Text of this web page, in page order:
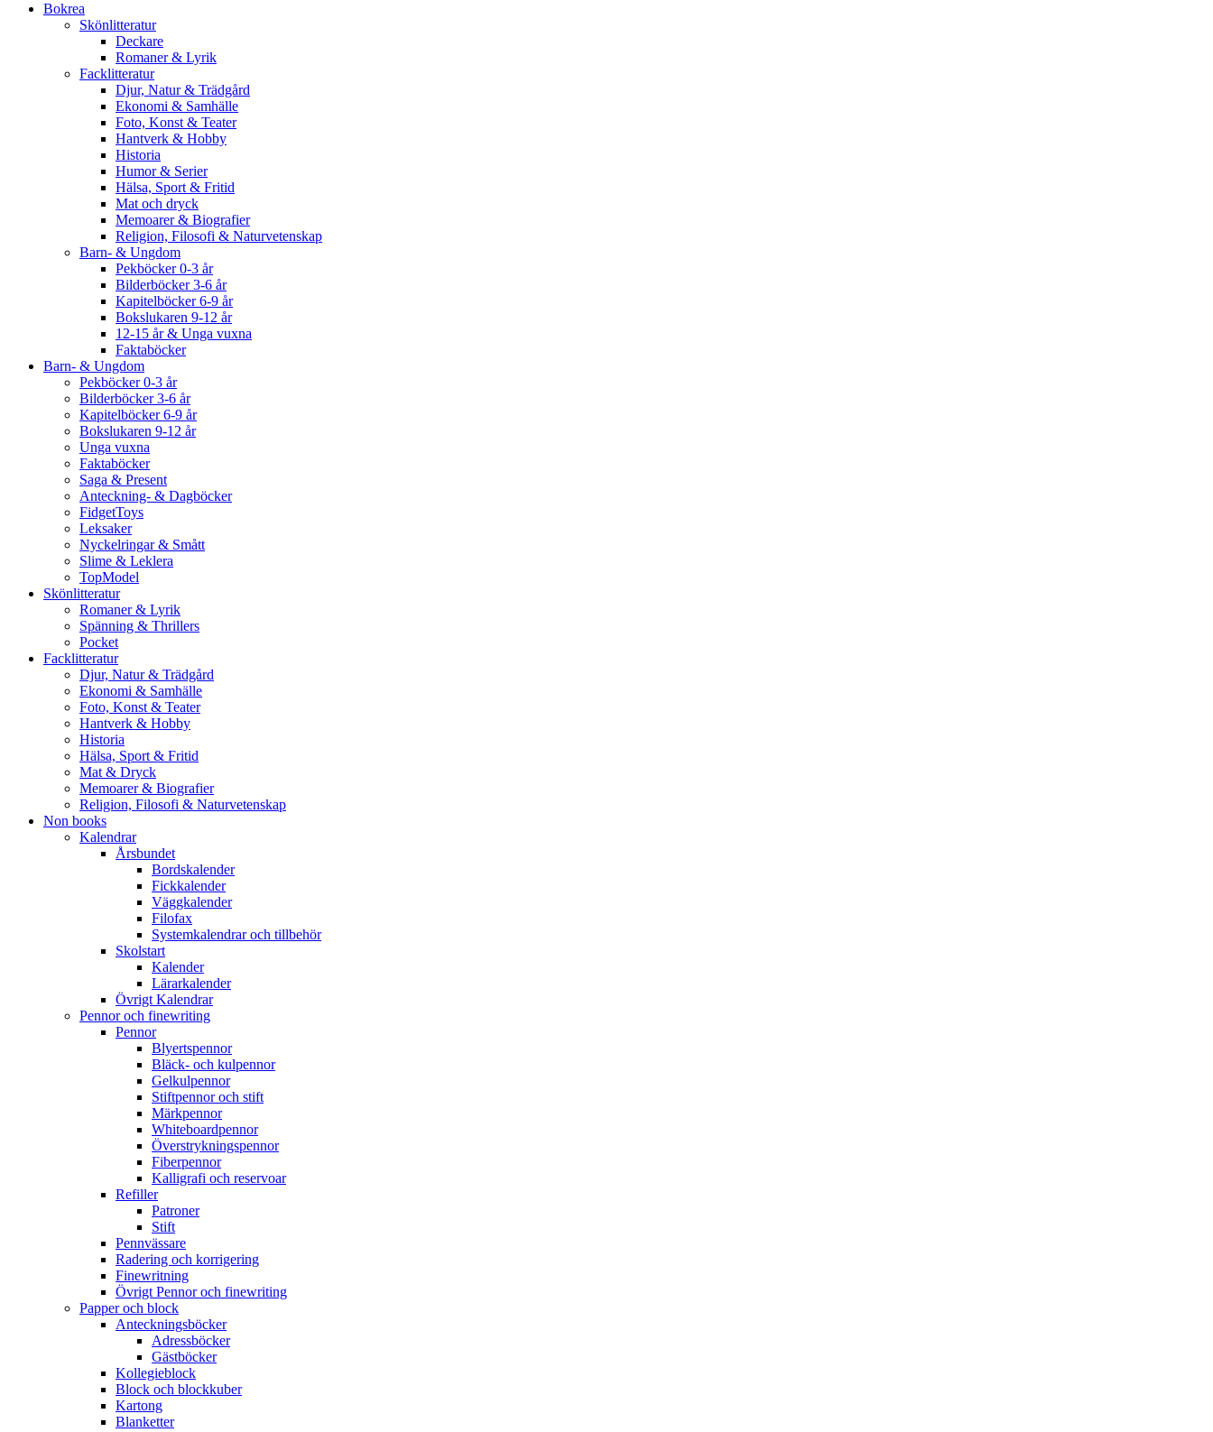
Bokrea
Skönlitteratur
Deckare
Romaner & Lyrik
Facklitteratur
Djur, Natur & Trädgård
Ekonomi & Samhälle
Foto, Konst & Teater
Hantverk & Hobby
Historia
Humor & Serier
Hälsa, Sport & Fritid
Mat och dryck
Memoarer & Biografier
Religion, Filosofi & Naturvetenskap
Barn- & Ungdom
Pekböcker 0-3 år
Bilderböcker 3-6 år
Kapitelböcker 6-9 år
Bokslukaren 9-12 år
12-15 år & Unga vuxna
Faktaböcker
Barn- & Ungdom
Pekböcker 0-3 år
Bilderböcker 3-6 år
Kapitelböcker 6-9 år
Bokslukaren 9-12 år
Unga vuxna
Faktaböcker
Saga & Present
Anteckning- & Dagböcker
FidgetToys
Leksaker
Nyckelringar & Smått
Slime & Leklera
TopModel
Skönlitteratur
Romaner & Lyrik
Spänning & Thrillers
Pocket
Facklitteratur
Djur, Natur & Trädgård
Ekonomi & Samhälle
Foto, Konst & Teater
Hantverk & Hobby
Historia
Hälsa, Sport & Fritid
Mat & Dryck
Memoarer & Biografier
Religion, Filosofi & Naturvetenskap
Non books
Kalendrar
Årsbundet
Bordskalender
Fickkalender
Väggkalender
Filofax
Systemkalendrar och tillbehör
Skolstart
Kalender
Lärarkalender
Övrigt Kalendrar
Pennor och finewriting
Pennor
Blyertspennor
Bläck- och kulpennor
Gelkulpennor
Stiftpennor och stift
Märkpennor
Whiteboardpennor
Överstrykningspennor
Fiberpennor
Kalligrafi och reservoar
Refiller
Patroner
Stift
Pennvässare
Radering och korrigering
Finewritning
Övrigt Pennor och finewriting
Papper och block
Anteckningsböcker
Adressböcker
Gästböcker
Kollegieblock
Block och blockkuber
Kartong
Blanketter